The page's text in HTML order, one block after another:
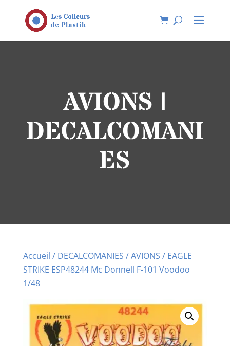
AVIONS |
DECALCOMANI
ES
Accueil / DECALCOMANIES /AVIONS / EAGLE
STRIKE ESP48244 Mc Donnell F-101 Voodoo
1/48